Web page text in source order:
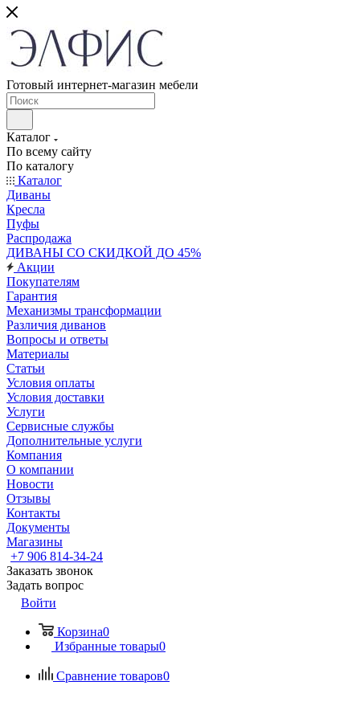
Готовый интернет-магазин мебели
Каталог
По всему сайту
По каталогу
Каталог
Диваны
Кресла
Пуфы
Распродажа
ДИВАНЫ СО СКИДКОЙ ДО 45%
Акции
Покупателям
Гарантия
Механизмы трансформации
Различия диванов
Вопросы и ответы
Материалы
Статьи
Условия оплаты
Условия доставки
Услуги
Сервисные службы
Дополнительные услуги
Компания
О компании
Новости
Отзывы
Контакты
Документы
Магазины
+7 906 814-34-24
Заказать звонок
Задать вопрос
Войти
Корзина0
Избранные товары0
Сравнение товаров0